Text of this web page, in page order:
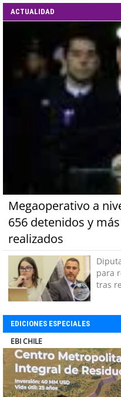
ACTUALIDAD
Megaoperativo a
656 detenidos y
realizados
para
tras
EDICIONES ESPECIALES
SOPRAVAL